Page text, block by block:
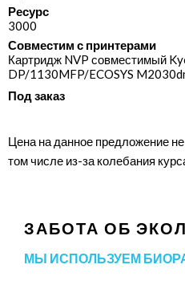
Ресурс
3000
Совместим с принтерами
Картридж NVP совместимый
DP/​1130MFP/​ECOSYS
Под заказ
Цена на данное предложение
том числе из-за колебания
ЗАБОТА ОБ
МЫ ИСПОЛЬЗУЕМ